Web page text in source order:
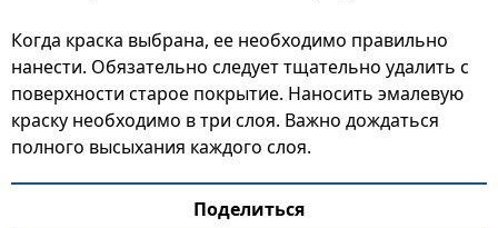
Когда краска выбрана, ее необходимо правильно
нанести. Обязательно следует тщательно удалить с
поверхности старое покрытие. Наносить эмалевую
краску необходимо в три слоя. Важно дождаться
полного высыхания каждого слоя.
Поделиться